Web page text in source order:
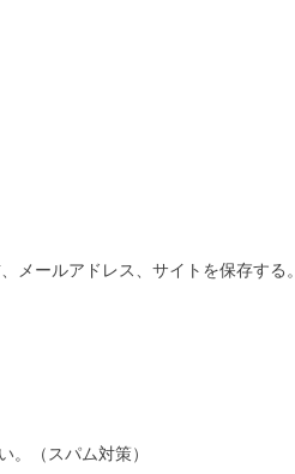
メールアドレス、サイトを保存する。
。（スパム対策）